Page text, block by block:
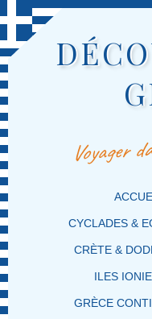
Voyager
MENU PRINCIPAL
MASQUER LA
MASQUER LA
CYCLADES &
CRÈTE &
ILES
GRÈCE